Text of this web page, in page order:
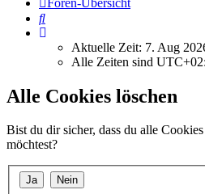
Suche
Aktuelle Zeit: 7. Aug
Alle Zeiten sind
Alle Cookies löschen
Bist du dir sicher, dass du alle
möchtest?